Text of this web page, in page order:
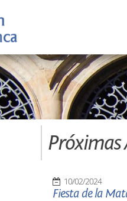
Próximas
10/02/2024
Fiesta de la